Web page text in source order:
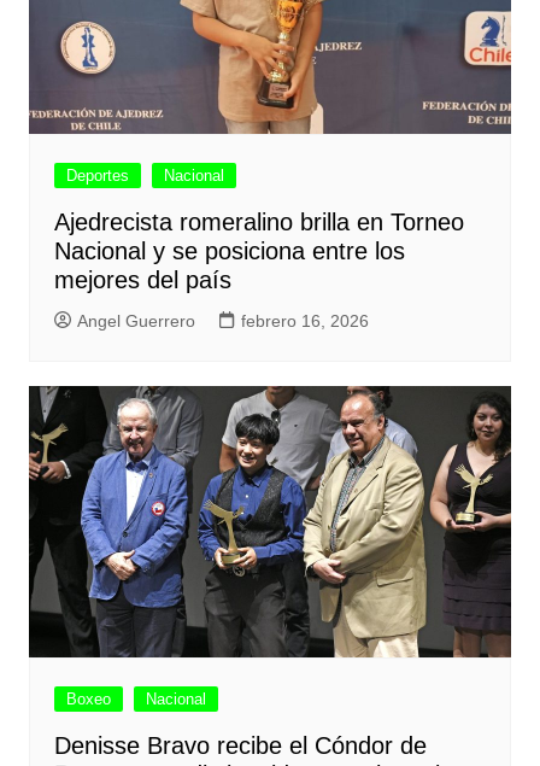
Deportes Nacional
Ajedrecista romeralino brilla en Torneo
Nacional y se posiciona entre los
mejores del país
Angel Guerrero febrero 16, 2026
Boxeo Nacional
Denisse Bravo recibe el Cóndor de